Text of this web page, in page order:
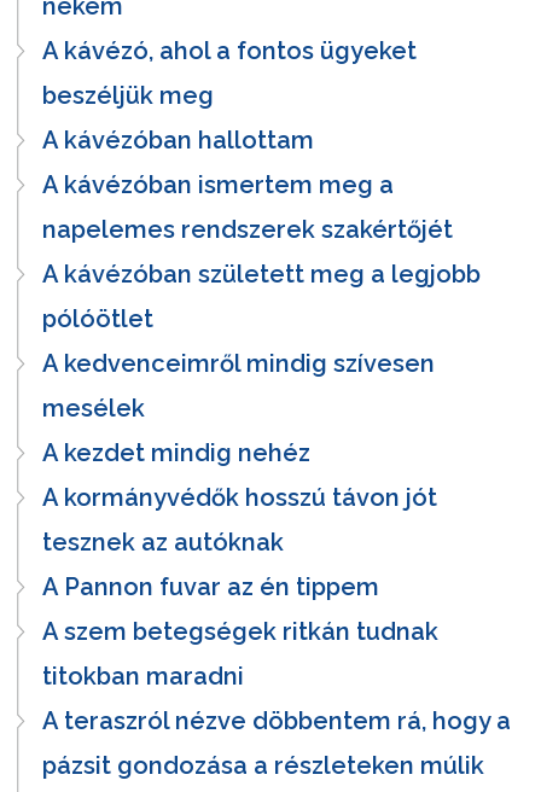
nekem
A kávézó, ahol a fontos ügyeket
beszéljük meg
A kávézóban hallottam
A kávézóban ismertem meg a
napelemes rendszerek szakértőjét
A kávézóban született meg a legjobb
pólóötlet
A kedvenceimről mindig szívesen
mesélek
A kezdet mindig nehéz
A kormányvédők hosszú távon jót
tesznek az autóknak
A Pannon fuvar az én tippem
A szem betegségek ritkán tudnak
titokban maradni
A teraszról nézve döbbentem rá, hogy a
pázsit gondozása a részleteken múlik